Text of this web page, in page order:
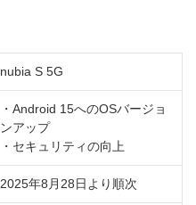
nubia S 5G
・Android 15へのOSバージョ
ンアップ
・セキュリティの向上
2025年8月28日より順次